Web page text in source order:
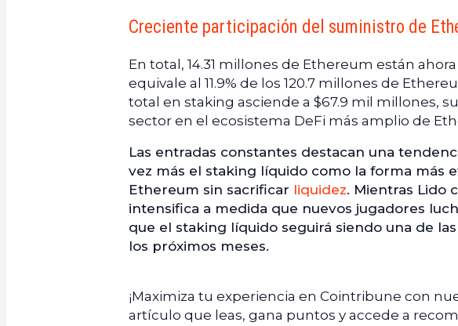
Creciente participación del suministro de
En total, 14.31 millones de Ethereum están
equivale al 11.9% de los 120.7 millones de
total en staking asciende a $67.9 mil millones,
sector en el ecosistema DeFi más amplio de
Las entradas constantes destacan una
vez más el staking líquido como la forma más
Ethereum sin sacrificar liquidez. Mientras Lido
intensifica a medida que nuevos jugadores
que el staking líquido seguirá siendo una de
los próximos meses.
¡Maximiza tu experiencia en Cointribune con
artículo que leas, gana puntos y accede a